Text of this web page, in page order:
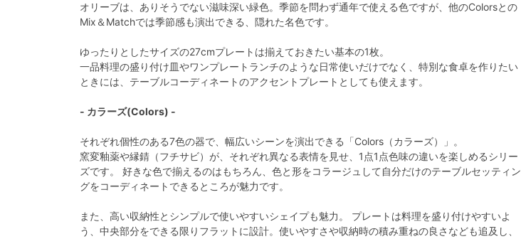
オリーブは、ありそうでない滋味深い緑色。季節を問わず通年で使える色ですが、他のColorsとの
Mix＆Matchでは季節感も演出できる、隠れた名色です。
ゆったりとしたサイズの27cmプレートは揃えておきたい基本の1枚。
一品料理の盛り付け皿やワンプレートランチのような日常使いだけでなく、特別な食卓を作りたい
ときには、テーブルコーディネートのアクセントプレートとしても使えます。
- カラーズ(Colors) -
それぞれ個性のある7色の器で、幅広いシーンを演出できる「Colors（カラーズ）」。
窯変釉薬や縁錆（フチサビ）が、それぞれ異なる表情を見せ、1点1点色味の違いを楽しめるシリー
ズです。 好きな色で揃えるのはもちろん、色と形をコラージュして自分だけのテーブルセッティン
グをコーディネートできるところが魅力です。
また、高い収納性とシンプルで使いやすいシェイプも魅力。 プレートは料理を盛り付けやすいよ
う、中央部分をできる限りフラットに設計。使いやすさや収納時の積み重ねの良さなども追及し、